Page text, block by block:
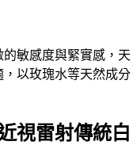
敏感度與緊實感，天
以玫瑰水等天然成分
視雷射傳統白